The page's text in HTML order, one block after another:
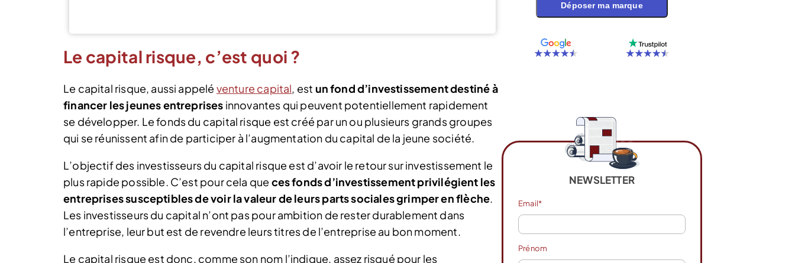
Le capital risque, c’est quoi ?
Le capital risque, aussi appelé venture capital , est un fond d’investissement destiné à
financer les jeunes entreprises innovantes qui peuvent potentiellement rapidement
se développer. Le fonds du capital risque est créé par un ou plusieurs grands groupes
qui se réunissent afin de participer à l’augmentation du capital de la jeune société.
L’objectif des investisseurs du capital risque est d’avoir le retour sur investissement le
plus rapide possible. C’est pour cela que ces fonds d’investissement privilégient les
entreprises susceptibles de voir la valeur de leurs parts sociales grimper en flèche
Les investisseurs du capital n’ont pas pour ambition de rester durablement dans
l’entreprise, leur but est de revendre leurs titres de l’entreprise au bon moment.
Le capital risque est donc, comme son nom l’indique, assez risqué pour les
Déposer ma marque
NEWSLETTER
Email*
Prénom